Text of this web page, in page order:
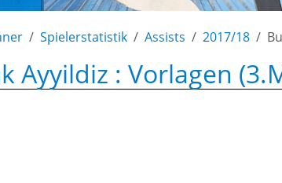
Spielerstatistik Assists 2017/18
Ayyildiz : Vorlagen